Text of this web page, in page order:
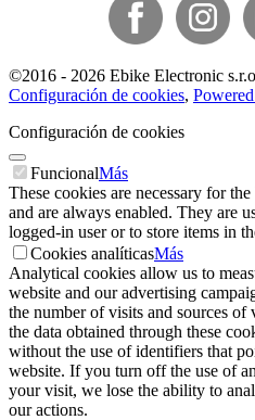
©2016 - 2026 Ebike Electronic
Configuración de cookies,
Configuración de cookies
FuncionalMás
These cookies are necessary for
and are always enabled. They are
logged-in user or to store items in
Cookies analíticasMás
Analytical cookies allow us to
website and our advertising
the number of visits and sources of
the data obtained through these
without the use of identifiers that
website. If you turn off the use of
your visit, we lose the ability to
our actions.